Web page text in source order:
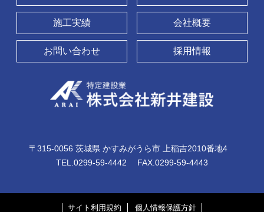
施工実績 会社概要
お問い合わせ 採用情報
〒315-0056 茨城県 かすみがうら市
上稲吉2010番地4
TEL.0299-59-4442
FAX.0299-59-4443
サイト利用規約 個人情報保護方針